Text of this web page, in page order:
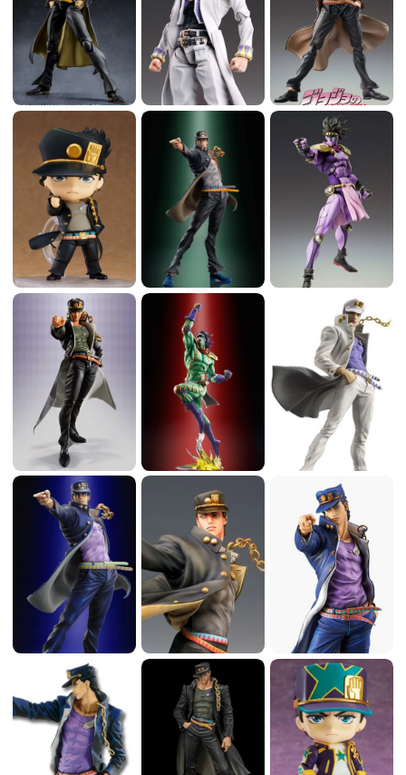
ード - A / 持続力 - A / 射程距離 - C / 精密動作性 - A / 成
長性 - A→E（完成）】（『JOJO A-GO!GO!』による）
逞しい筋肉質の肉体を持った人型のスタンド。頭髪が
あり、デザインは「人型のスタンド」の中でも特に人
間に近い。 射程距離は約2メートルと短いが、他のス
タンドを寄せ付けない桁外れなパワー、スピード、精
密動作性、視力、動体視力を持ち、眼前から発射され
た銃弾を指で摘んで止めることもできる。決め技は
「オラオラ」の掛け声とともに拳の連打を相手に叩き
込む、通称「オラオラのラッシュ」。また、力を人差
し指と中指にためて伸ばし敵を切り裂く「流星指刺
（スターフィンガー）」もある。 スタンド名の由来
は、タロットカードの大アルカナ17番目のカード
「星」。後に「近距離パワー型」と呼ばれるタイプの
スタンドの原型である。その圧倒的な性能、能力、ま
た本体である承太郎の隙の無さから、Part4以降は「完
成された」「強くて無敵の」「史上最高（最強）の」
スタンドと形容されている。 登場初期は顔が承太郎に
似たデザインだったが、物語が進むにつれ変化してい
った。また、スタープラチナ自身に独自の意識があっ
たり、射程距離外の物体を勝手に承太郎の元へ持って
来ることもあった。OVAでは、止められた時の中でも
承太郎が無意識の内に、スタープラチナがDIOの攻撃
を瞬間的だが防ぎ、反撃している。 スタープラチナ・
ザ・ワールド 当初は優れた基本能力を持つのみのスタ
ンドだったが、Part3の最終決戦においてDIOのザ・ワ
ールドと同じ時を止める能力に目覚めた。この能力は
Part4以降「スタープラチナ・ザ・ワールド」と命名さ
れ、Part6における解説では、この能力名がスタンド名
として扱われることもあった。 時を止められる時間
は、Part3では一瞬 - 5秒、Part4では0.5秒 - 2秒、Part6で
は2秒 - 5秒と、時期によって一定していない。Part6の
解説では、スタンドのスピードが光の速度（または時
間）を超えた時に、この世の時間を止めることができ
ると解説されている。